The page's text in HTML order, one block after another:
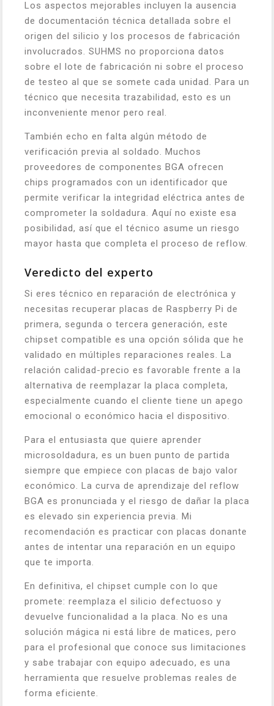
Los aspectos mejorables incluyen la ausencia
de documentación técnica detallada sobre el
origen del silicio y los procesos de fabricación
involucrados. SUHMS no proporciona datos
sobre el lote de fabricación ni sobre el proceso
de testeo al que se somete cada unidad. Para un
técnico que necesita trazabilidad, esto es un
inconveniente menor pero real.
También echo en falta algún método de
verificación previa al soldado. Muchos
proveedores de componentes BGA ofrecen
chips programados con un identificador que
permite verificar la integridad eléctrica antes de
comprometer la soldadura. Aquí no existe esa
posibilidad, así que el técnico asume un riesgo
mayor hasta que completa el proceso de reflow.
Veredicto del experto
Si eres técnico en reparación de electrónica y
necesitas recuperar placas de Raspberry Pi de
primera, segunda o tercera generación, este
chipset compatible es una opción sólida que he
validado en múltiples reparaciones reales. La
relación calidad-precio es favorable frente a la
alternativa de reemplazar la placa completa,
especialmente cuando el cliente tiene un apego
emocional o económico hacia el dispositivo.
Para el entusiasta que quiere aprender
microsoldadura, es un buen punto de partida
siempre que empiece con placas de bajo valor
económico. La curva de aprendizaje del reflow
BGA es pronunciada y el riesgo de dañar la placa
es elevado sin experiencia previa. Mi
recomendación es practicar con placas donante
antes de intentar una reparación en un equipo
que te importa.
En definitiva, el chipset cumple con lo que
promete: reemplaza el silicio defectuoso y
devuelve funcionalidad a la placa. No es una
solución mágica ni está libre de matices, pero
para el profesional que conoce sus limitaciones
y sabe trabajar con equipo adecuado, es una
herramienta que resuelve problemas reales de
forma eficiente.